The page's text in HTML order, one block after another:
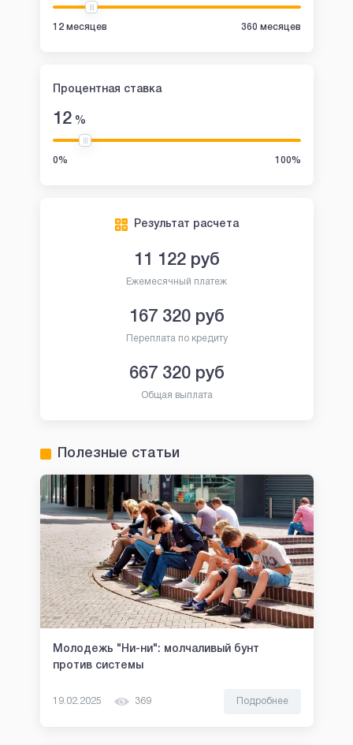
12 месяцев 360 месяцев
Процентная ставка
12%
0% 100%
Результат расчета
11 122руб
Ежемесячный платеж
167 320руб
Переплата по кредиту
667 320руб
Общая выплата
Полезные статьи
Молодежь "Ни-ни": молчаливый бунт
против системы
19.02.2025 369 Подробнее